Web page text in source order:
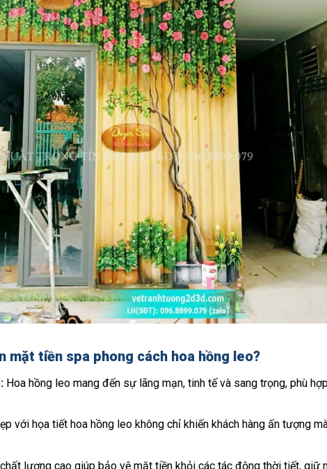
mặt tiền spa phong cách hoa hồng leo?
Hoa hồng leo mang đến sự lãng mạn, tinh tế và sang trọng, phù
với họa tiết hoa hồng leo không chỉ khiến khách hàng ấn tượng
lượng cao giúp bảo vệ mặt tiền khỏi các tác động thời tiết, giữ